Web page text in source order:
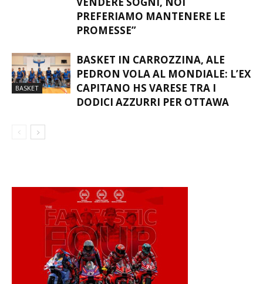
PREFERIAMO MANTENERE LE
PROMESSE”
BASKET
BASKET IN CARROZZINA, ALE
PEDRON VOLA AL MONDIALE: L’EX
CAPITANO HS VARESE TRA I
DODICI AZZURRI PER OTTAWA